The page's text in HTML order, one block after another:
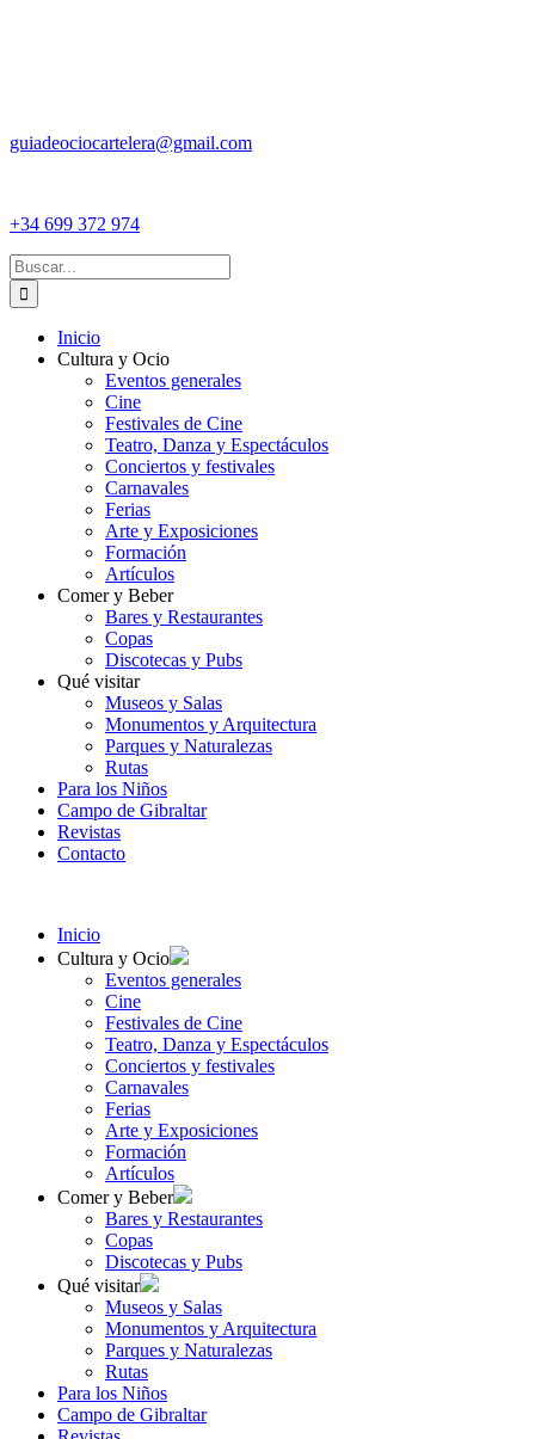
guiadeociocartelera@gmail.com
+34 699 372 974
Buscar:
Inicio
Cultura y Ocio
Eventos generales
Cine
Festivales de Cine
Teatro, Danza y Espectáculos
Conciertos y festivales
Carnavales
Ferias
Arte y Exposiciones
Formación
Artículos
Comer y Beber
Bares y Restaurantes
Copas
Discotecas y Pubs
Qué visitar
Museos y Salas
Monumentos y Arquitectura
Parques y Naturalezas
Rutas
Para los Niños
Campo de Gibraltar
Revistas
Contacto
Inicio
Cultura y Ocio
Eventos generales
Cine
Festivales de Cine
Teatro, Danza y Espectáculos
Conciertos y festivales
Carnavales
Ferias
Arte y Exposiciones
Formación
Artículos
Comer y Beber
Bares y Restaurantes
Copas
Discotecas y Pubs
Qué visitar
Museos y Salas
Monumentos y Arquitectura
Parques y Naturalezas
Rutas
Para los Niños
Campo de Gibraltar